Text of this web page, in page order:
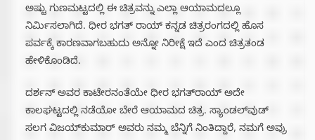
ಅಷ್ಟು ಗುಣಮಟ್ಟದಲ್ಲಿ ಈ ಚಿತ್ರವನ್ನು ಎಲ್ಲಾ ಆಯಾಮದಲ್ಲೂ
ನಿರ್ಮಿಸಲಾಗಿದೆ. ಧೀರ ಭಗತ್ ರಾಯ್ ಕನ್ನಡ ಚಿತ್ರರಂಗದಲ್ಲಿ ಹೊಸ
ಪರ್ವಕ್ಕೆ ಕಾರಣವಾಗಬಹುದು ಅನ್ನೋ ನಿರೀಕ್ಷೆ ಇದೆ ಎಂದ ಚಿತ್ರತಂಡ
ಹೇಳಿಕೊಂಡಿದೆ.
ದರ್ಶನ್ ಅವರ ಕಾಟೇರನಂತೆಯೇ ಧೀರ ಭಗತ್‌ರಾಯ್ ಅದೇ
ಕಾಲಘಟ್ಟದಲ್ಲಿ ನಡೆಯೋ ಬೇರೆ ಆಯಾಮದ ಚಿತ್ರ. ಸ್ಯಾಂಡಲ್‌ವುಡ್
ಸಲಗ ವಿಜಯ್‌ಕುಮಾರ್ ಅವರು ನಮ್ಮ ಬೆನ್ನಿಗೆ ನಿಂತಿದ್ದಾರೆ, ನಮಗೆ ಅವ್ರು